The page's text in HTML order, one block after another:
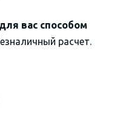
вас способом
расчет.